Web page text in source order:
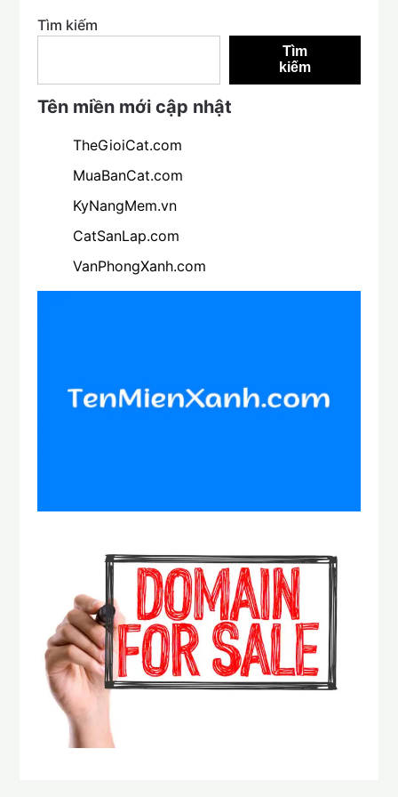
Tìm kiếm
Tìm
kiếm
Tên miền mới cập nhật
TheGioiCat.com
MuaBanCat.com
KyNangMem.vn
CatSanLap.com
VanPhongXanh.com